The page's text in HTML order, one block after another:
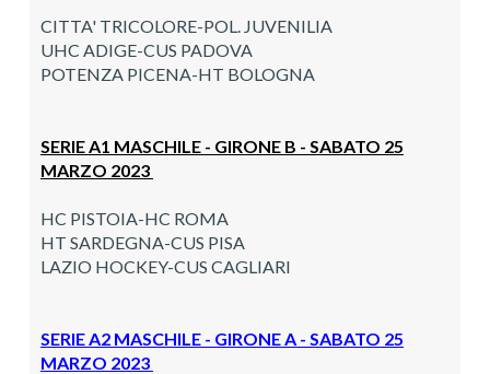
CITTA' TRICOLORE-POL. JUVENILIA
UHC ADIGE-CUS PADOVA
POTENZA PICENA-HT BOLOGNA
SERIE A1 MASCHILE - GIRONE B - SABATO 25
MARZO 2023
HC PISTOIA-HC ROMA
HT SARDEGNA-CUS PISA
LAZIO HOCKEY-CUS CAGLIARI
SERIE A2 MASCHILE - GIRONE A - SABATO 25
MARZO 2023